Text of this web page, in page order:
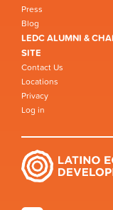
Press
Blog
LEDC ALUMNI &
SITE
Contact Us
Locations
Privacy
Log in